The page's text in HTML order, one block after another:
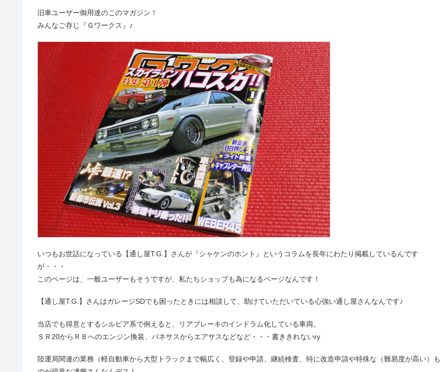
旧車ユーザー御用達のこのマガジン！
みんなご存じ『Ｇワークス』♪
いつもお世話になっている【通し屋T.G.】さんが『シャケンのホント』というコラムを長年にわたり掲載しているんです
が・・・
このページは、一般ユーザーもそうですが、私たちショップも為になるページなんです！
【通し屋T.G.】さんはガレージSDでも困ったときには相談して、助けていただいている心強い通し屋さんなんです♪
当店でも得意とするシルビア系で例えると、リアブレーキのインドラム化している車両。
ＳＲ20からＲＢへのエンジン換装、バネサスからエアサスなどなど・・・書ききれないry
陸運局関連の業務（軽自動車から大型トラックまで幅広く、登録や申請、継続検査、特に改造申請や特殊な（難易度が高い）も